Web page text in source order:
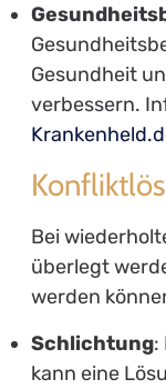
Gesundheit
verbessern.
Bei
überlegt
werden
Schlichtung:
kann eine